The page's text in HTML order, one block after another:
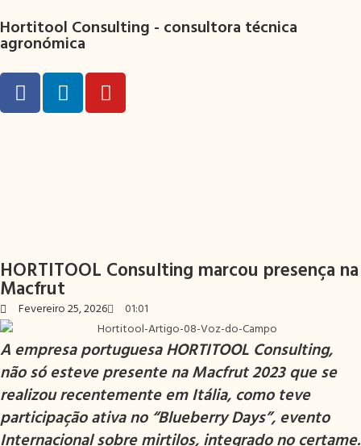
Hortitool Consulting - consultora técnica
agronómica
HORTITOOL Consulting marcou presença na
Macfrut
Fevereiro 25, 2026 01:01
A empresa portuguesaHORTITOOL Consulting,
não só esteve presente na Macfrut 2023 que se
realizou recentemente em Itália, como teve
participação ativa no “Blueberry Days”, evento